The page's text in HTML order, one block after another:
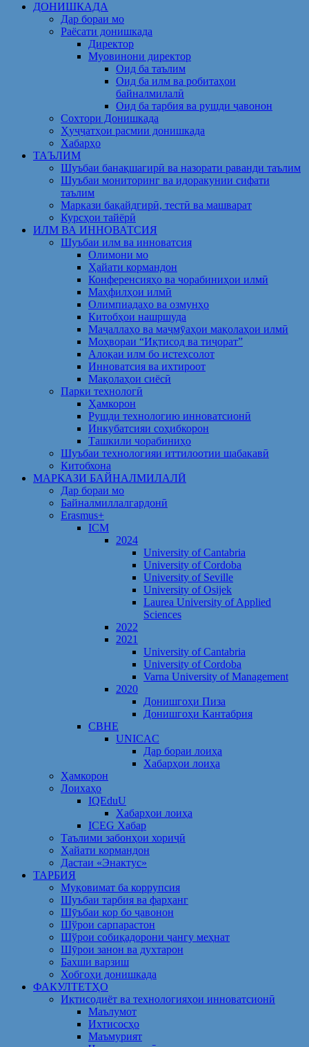
ДОНИШКАДА
Дар бораи мо
Раёсати донишкада
Директор
Муовинони директор
Оид ба таълим
Оид ба илм ва робитаҳои
байналмилалӣ
Оид ба тарбия ва рушди ҷавонон
Сохтори Донишкада
Ҳуҷҷатҳои расмии донишкада
Хабарҳо
ТАЪЛИМ
Шуъбаи банақшагирӣ ва назорати раванди таълим
Шуъбаи мониторинг ва идоракунии сифати
таълим
Маркази бақайдгирӣ, тестӣ ва машварат
Курсҳои тайёрӣ
ИЛМ ВА ИННОВАТСИЯ
Шуъбаи илм ва инноватсия
Олимони мо
Ҳайати кормандон
Конференсияҳо ва чорабиниҳои илмӣ
Маҳфилҳои илмӣ
Олимпиадаҳо ва озмунҳо
Китобҳои нашршуда
Маҷаллаҳо ва маҷмӯаҳои мақолаҳои илмӣ
Моҳвораи “Иқтисод ва тиҷорат”
Алоқаи илм бо истеҳсолот
Инноватсия ва ихтироот
Мақолаҳои сиёсӣ
Парки технологӣ
Ҳамкорон
Рушди технологию инноватсионӣ
Инкубатсияи соҳибкорон
Ташкили чорабиниҳо
Шуъбаи технологияи иттилоотии шабакавӣ
Китобхона
МАРКАЗИ БАЙНАЛМИЛАЛӢ
Дар бораи мо
Байналмиллалгардонӣ
Erasmus+
ICM
2024
University of Cantabria
University of Cordoba
University of Seville
University of Osijek
Laurea University of Applied
Sciences
2022
2021
University of Cantabria
University of Cordoba
Varna University of Management
2020
Донишгоҳи Пиза
Донишгоҳи Кантабрия
CBHE
UNICAC
Дар бораи лоиҳа
Хабарҳои лоиҳа
Ҳамкорон
Лоихаҳо
IQEduU
Хабарҳои лоиҳа
ICEG Хабар
Таълими забонҳои хориҷӣ
Ҳайати кормандон
Дастаи «Энактус»
ТАРБИЯ
Муқовимат ба коррупсия
Шуъбаи тарбия ва фарҳанг
Шӯъбаи кор бо ҷавонон
Шўрои сарпарастон
Шўрои собиқадорони ҷангу меҳнат
Шӯрои занон ва духтарон
Бахши варзиш
Хобгоҳи донишкада
ФАКУЛТЕТҲО
Иқтисодиёт ва технологияҳои инноватсионӣ
Маълумот
Ихтисосҳо
Маъмурият